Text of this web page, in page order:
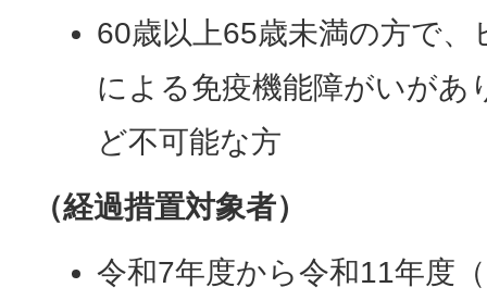
60歳以上65歳未満の方で
による免疫機能障がいがあ
ど不可能な方
（経過措置対象者）
令和7年度から令和11年度